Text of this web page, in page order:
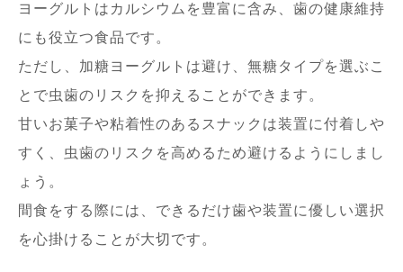
ヨーグルトはカルシウムを豊富に含み、歯の健康維持
にも役立つ食品です。
ただし、加糖ヨーグルトは避け、無糖タイプを選ぶこ
とで虫歯のリスクを抑えることができます。
甘いお菓子や粘着性のあるスナックは装置に付着しや
すく、虫歯のリスクを高めるため避けるようにしまし
ょう。
間食をする際には、できるだけ歯や装置に優しい選択
を心掛けることが大切です。